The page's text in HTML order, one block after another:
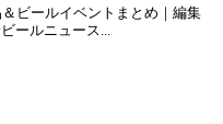
＆ビールイベントまとめ｜編集
ールニュース...